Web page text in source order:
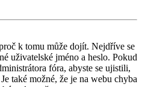
k tomu může dojít. Nejdříve se
uživatelské jméno a heslo. Pokud
fóra, abyste se ujistili,
také možné, že je na webu chyba